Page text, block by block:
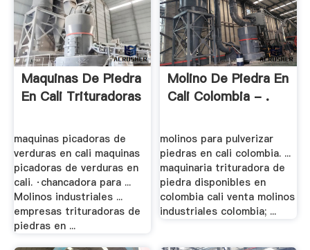
Maquinas De Piedra
En Cali Trituradoras
maquinas picadoras de
verduras en cali maquinas
picadoras de verduras en
cali. ·chancadora para ...
Molinos industriales ...
empresas trituradoras de
piedras en ...
Molino De Piedra En
Cali Colombia - .
molinos para pulverizar
piedras en cali colombia. ...
maquinaria trituradora de
piedra disponibles en
colombia cali venta molinos
industriales colombia; ...